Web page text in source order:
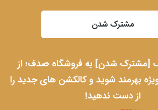
مشترک شدن
[مشترک شدن] به فروشگاه صدف؛ از
بهرمند شوید و کالکشن های جدید را
از دست ندهید!